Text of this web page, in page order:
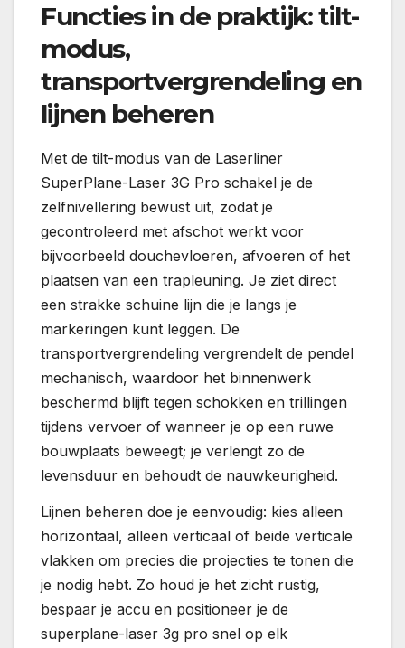
Functies in de praktijk: tilt-
modus,
transportvergrendeling en
lijnen beheren
Met de tilt-modus van de Laserliner
SuperPlane-Laser 3G Pro schakel je de
zelfnivellering bewust uit, zodat je
gecontroleerd met afschot werkt voor
bijvoorbeeld douchevloeren, afvoeren of het
plaatsen van een trapleuning. Je ziet direct
een strakke schuine lijn die je langs je
markeringen kunt leggen. De
transportvergrendeling vergrendelt de pendel
mechanisch, waardoor het binnenwerk
beschermd blijft tegen schokken en trillingen
tijdens vervoer of wanneer je op een ruwe
bouwplaats beweegt; je verlengt zo de
levensduur en behoudt de nauwkeurigheid.
Lijnen beheren doe je eenvoudig: kies alleen
horizontaal, alleen verticaal of beide verticale
vlakken om precies die projecties te tonen die
je nodig hebt. Zo houd je het zicht rustig,
bespaar je accu en positioneer je de
superplane-laser 3g pro snel op elk